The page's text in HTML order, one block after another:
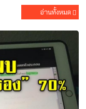
อ่านทั้งหมด